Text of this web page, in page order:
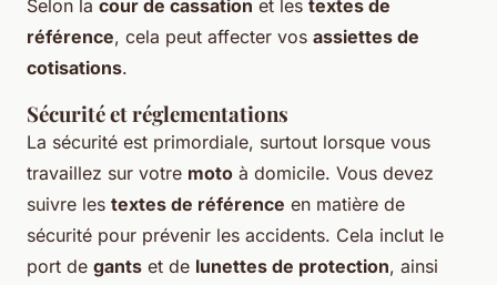
Selon la cour de cassation et les textes de
référence, cela peut affecter vos assiettes de
cotisations.
Sécurité et réglementations
La sécurité est primordiale, surtout lorsque vous
travaillez sur votre moto à domicile. Vous devez
suivre les textes de référence en matière de
sécurité pour prévenir les accidents. Cela inclut le
port de gants et de lunettes de protection, ainsi